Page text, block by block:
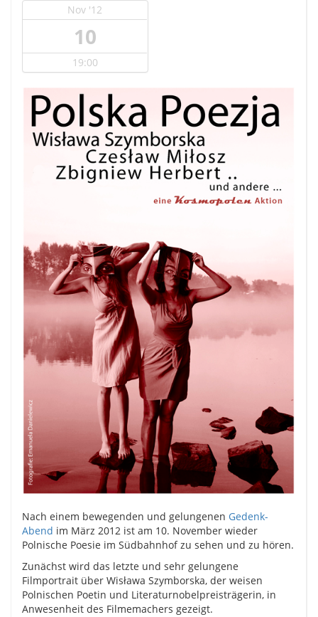
Nov '12
10
19:00
Nach einem bewegenden und gelungenen Gedenk-
Abend im März 2012 ist am 10. November wieder
Polnische Poesie im Südbahnhof zu sehen und zu hören.
Zunächst wird das letzte und sehr gelungene
Filmportrait über Wisława Szymborska, der weisen
Polnischen Poetin und Literaturnobelpreisträgerin, in
Anwesenheit des Filmemachers gezeigt.